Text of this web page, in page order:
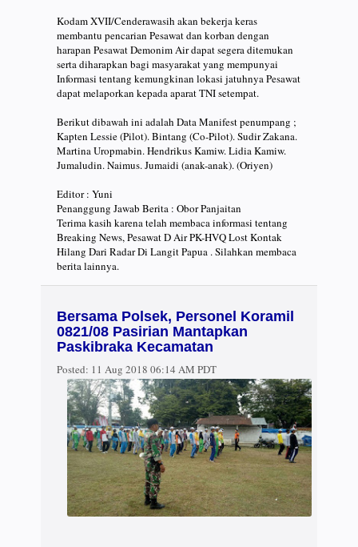
Kodam XVII/Cenderawasih akan bekerja keras
membantu pencarian Pesawat dan korban dengan
harapan Pesawat Demonim Air dapat segera ditemukan
serta diharapkan bagi masyarakat yang mempunyai
Informasi tentang kemungkinan lokasi jatuhnya Pesawat
dapat melaporkan kepada aparat TNI setempat.
Berikut dibawah ini adalah Data Manifest penumpang ;
Kapten Lessie (Pilot). Bintang (Co-Pilot). Sudir Zakana.
Martina Uropmabin. Hendrikus Kamiw. Lidia Kamiw.
Jumaludin. Naimus. Jumaidi (anak-anak). (Oriyen)
Editor : Yuni
Penanggung Jawab Berita : Obor Panjaitan
Terima kasih karena telah membaca informasi tentang
Breaking News, Pesawat D Air PK-HVQ Lost Kontak
Hilang Dari Radar Di Langit Papua . Silahkan membaca
berita lainnya.
Bersama Polsek, Personel Koramil
0821/08 Pasirian Mantapkan
Paskibraka Kecamatan
Posted: 11 Aug 2018 06:14 AM PDT